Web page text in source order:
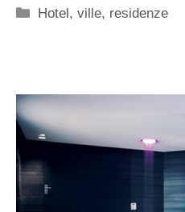
Categorie
Hotel, ville, residenze